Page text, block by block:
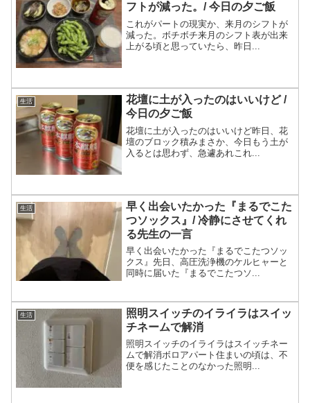
フトが減った。/ 今日の夕ご飯
これがパートの現実か、来月のシフトが
減った。ボチボチ来月のシフト表が出来
上がる頃と思っていたら、昨日...
生活
花壇に土が入ったのはいいけど /
今日の夕ご飯
花壇に土が入ったのはいいけど昨日、花
壇のブロック積みまさか、今日もう土が
入るとは思わず、急遽あれこれ...
生活
早く出会いたかった『まるでこた
つソックス』/ 冷静にさせてくれ
る先生の一言
早く出会いたかった『まるでこたつソッ
クス』先日、高圧洗浄機のケルヒャーと
同時に届いた『まるでこたつソ...
生活
照明スイッチのイライラはスイッ
チネームで解消
照明スイッチのイライラはスイッチネー
ムで解消ボロアパート住まいの頃は、不
便を感じたことのなかった照明...